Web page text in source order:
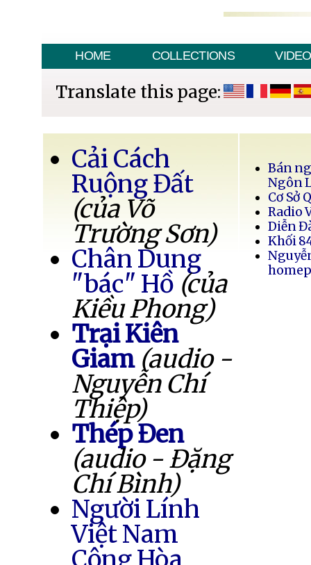
HOME COLLECTIONS VIDEO
Translate this page:
Cải Cách
Ruộng Đất
(của Võ
Trường Sơn)
Chân Dung
"bác" Hồ (của
Kiều Phong)
Trại Kiên
Giam (audio -
Nguyễn Chí
Thiệp)
Thép Đen
(audio - Đặng
Chí Bình)
Người Lính
Việt Nam
Bán
Ngôn
Cơ Sở
Radio
Diễn
Khối